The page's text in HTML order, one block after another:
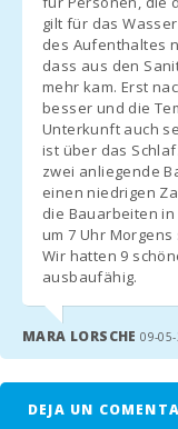
Playa Cala Dor
(km):
Playa Cala
Serena (km):
Playa
S′Amarador
(km):
Playa Cala
Ferrera (km):
Playa Cala Sa
Cala
Mondragó
Playa Cala
NOTAS ADICIONALES:
- Unos dias antes de
la agencia de
vuelo / barco en su
- Una vez llegado al
y diríjanse
previamente
- En breve la oficina
Usted para
a) Las llaves se
gilt für das
des Aufenthaltes
dass aus den
mehr kam. Erst
besser und die
Unterkunft auch
ist über das
zwei anliegende
einen niedrigen
die Bauarbeiten
um 7 Uhr
Wir hatten 9
ausbaufähig.
MARA LORSCHE09-
DEJA UN